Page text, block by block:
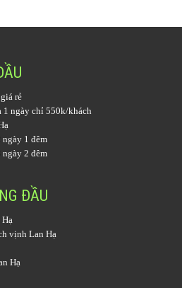
giá rẻ
1 ngày chỉ 550k/khách
1 đêm
2 đêm
ĐẦU
vịnh Lan Hạ
Hạ